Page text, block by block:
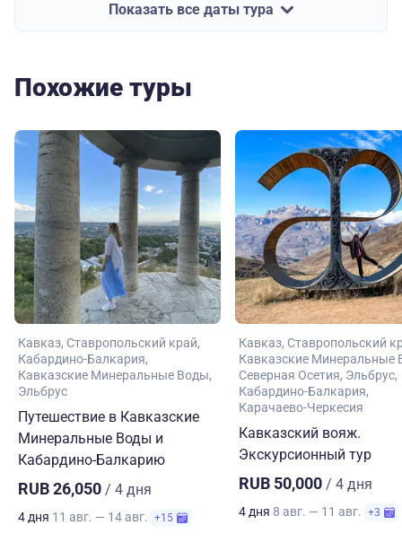
Показать все даты тура
Похожие туры
Кавказ Ставропольский край
Кабардино-Балкария
Кавказские Минеральные Воды
Эльбрус
Путешествие в Кавказские
Минеральные Воды и
Кабардино-Балкарию
RUB 26,050 / 4 дня
4 дня 11 авг. — 14 авг. +15
Кавказ Ставропольский
Кавказские Минеральные
Северная Осетия Эльбрус
Кабардино-Балкария
Карачаево-Черкесия
Кавказский вояж.
Экскурсионный тур
RUB 50,000 / 4 дня
4 дня 8 авг. — 11 авг. +3